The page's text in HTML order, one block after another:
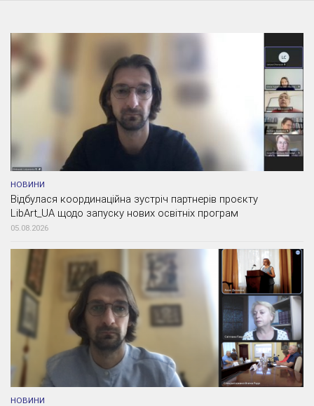
НОВИНИ
Відбулася координаційна зустріч партнерів проєкту
LibArt_UA щодо запуску нових освітніх програм
05.08.2026
НОВИНИ